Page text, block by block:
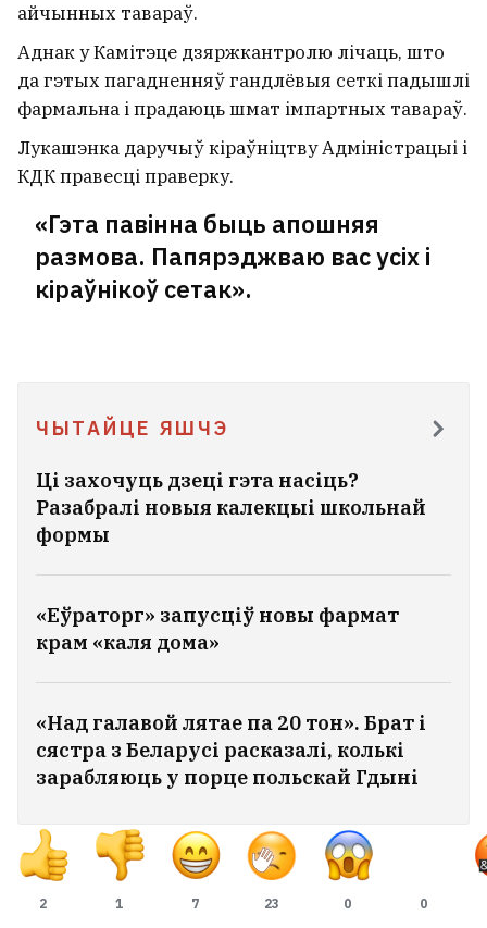
айчынных тавараў.
Аднак у Камітэце дзяржкантролю лічаць, што
да гэтых пагадненняў гандлёвыя сеткі падышлі
фармальна і прадаюць шмат імпартных тавараў.
Лукашэнка даручыў кіраўніцтву Адміністрацыі і
КДК правесці праверку.
«Гэта павінна быць апошняя
размова. Папярэджваю вас усіх і
кіраўнікоў сетак».
ЧЫТАЙЦЕ ЯШЧЭ
Ці захочуць дзеці гэта насіць?
Разабралі новыя калекцыі школьнай
формы
«Еўраторг» запусціў новы фармат
крам «каля дома»
«Над галавой лятае па 20 тон». Брат і
сястра з Беларусі расказалі, колькі
зарабляюць у порце польскай Гдыні
2 1 7 23 0 0